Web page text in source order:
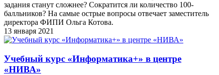
задания станут сложнее? Сократится ли количество 100-
балльников? На самые острые вопросы отвечает заместитель
директора ФИПИ Ольга Котова.
13 января 2021
Учебный курс «Информатика+» в центре
«НИВА»